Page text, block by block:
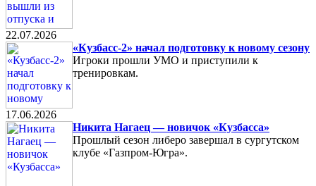
22.07.2026
«Кузбасс-2» начал подготовку к новому сезону
Игроки прошли УМО и приступили к
тренировкам.
17.06.2026
Никита Нагаец — новичок «Кузбасса»
Прошлый сезон либеро завершал в сургутском
клубе «Газпром-Югра».